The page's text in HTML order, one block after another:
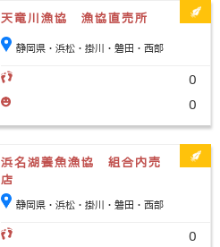
天竜川漁協 漁協直売所
静岡県・浜松・掛川・磐田・西部
0
0
浜名湖養魚漁協 組合内売
店
静岡県・浜松・掛川・磐田・西部
0